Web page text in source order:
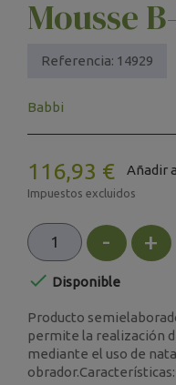
Mousse
Referencia: 14929
Babbi
116,93 € Añadir
Impuestos excluidos
- +
 Disponible
Producto
permite la realización
mediante el uso de